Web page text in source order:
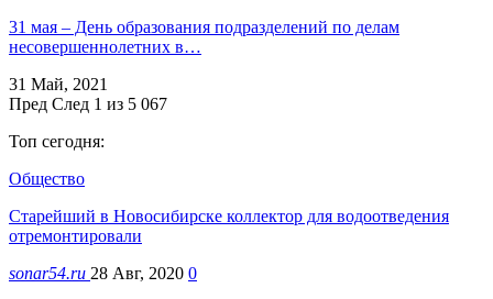
31 мая – День образования подразделений по делам
несовершеннолетних в…
31 Май, 2021
Пред След 1 из 5 067
Топ сегодня:
Общество
Старейший в Новосибирске коллектор для водоотведения
отремонтировали
sonar54.ru 28 Авг, 2020 0